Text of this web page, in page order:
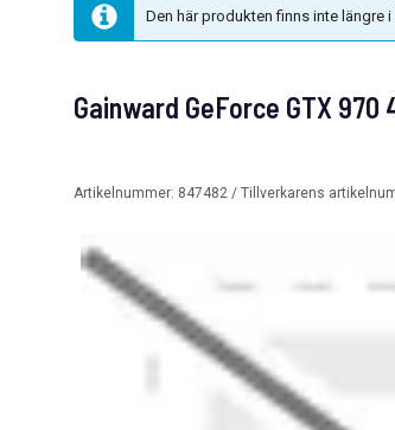
Den här produkten finns inte längre
Gainward GeForce GTX 970
Artikelnummer: 847482 / Tillverkarens